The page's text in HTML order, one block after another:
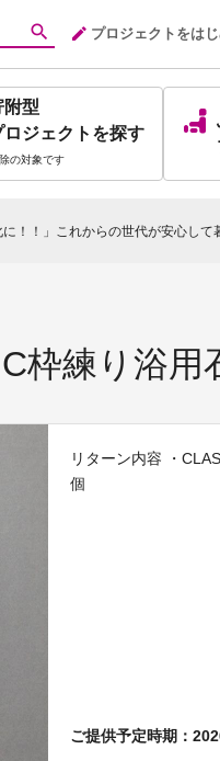
プロジェクトをは
附型
ロジェクト を探す
の対象です
に！！」これからの世代が安心して
枠練り浴用
リターン内容 ・
個
ご提供予定時期：